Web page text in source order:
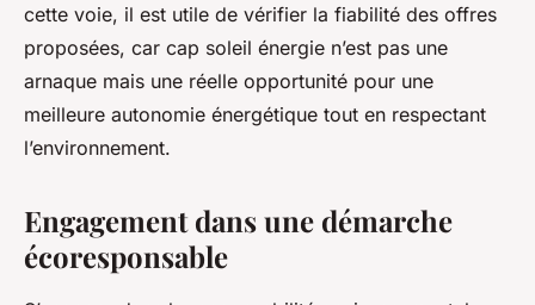
cette voie, il est utile de vérifier la fiabilité des offres
proposées, car cap soleil énergie n’est pas une
arnaque mais une réelle opportunité pour une
meilleure autonomie énergétique tout en respectant
l’environnement.
Engagement dans une démarche
écoresponsable